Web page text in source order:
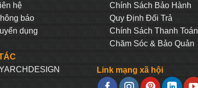
hệ
báo
dụng
Chính Sách Bảo Hành
Quy Định Đối Trả
Chính Sách Thanh Toán
Chăm Sóc & Bảo Quản
Link mạng xã hội